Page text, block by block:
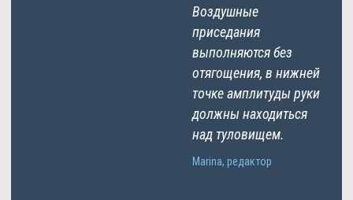
Воздушные
приседания
выполняются без
отягощения, в нижней
точке амплитуды руки
должны находиться
над туловищем.
Marina, редактор